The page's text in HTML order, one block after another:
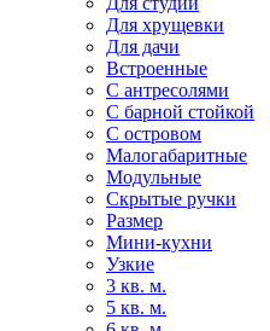
Для хрущевки
Для дачи
Встроенные
С антресолями
С барной стойкой
С островом
Малогабаритные
Модульные
Скрытые ручки
Размер
Мини-кухни
Узкие
3 кв. м.
5 кв. м.